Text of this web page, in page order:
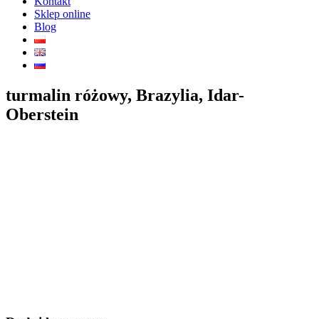
Sklep online
Blog
turmalin różowy, Brazylia, Idar-
Oberstein